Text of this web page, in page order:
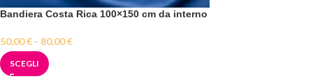
Bandiera Costa Rica 100×150 cm da interno
50,00€ - 80,00€
SCEGLI